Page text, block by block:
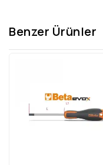
Benzer Ürünler